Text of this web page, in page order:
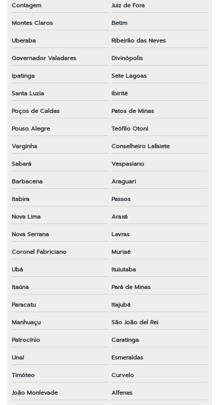
Contagem
Juiz de Fora
Montes Claros
Betim
Uberaba
Ribeirão das Neves
Governador Valadares
Divinópolis
Ipatinga
Sete Lagoas
Santa Luzia
Ibirité
Poços de Caldas
Patos de Minas
Pouso Alegre
Teófilo Otoni
Varginha
Conselheiro Lafaiete
Sabará
Vespasiano
Barbacena
Araguari
Itabira
Passos
Nova Lima
Araxá
Nova Serrana
Lavras
Coronel Fabriciano
Muriaé
Ubá
Ituiutaba
Itaúna
Pará de Minas
Paracatu
Itajubá
Manhuaçu
São João del Rei
Patrocínio
Caratinga
Unaí
Esmeraldas
Timóteo
Curvelo
João Monlevade
Alfenas